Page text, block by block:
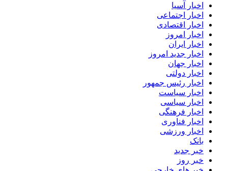
اخبار آسیا
اخبار اجتماعی
اخبار اقتصادی
اخبار امروز
اخبار ایران
اخبار جدید امروز
اخبار جهان
اخبار دولتی
اخبار رئیس جمهور
اخبار سیاست
اخبار سیاسی
اخبار فرهنگی
اخبار فناوری
اخبار ورزشی
بانک
خبر جدید
خبر روز